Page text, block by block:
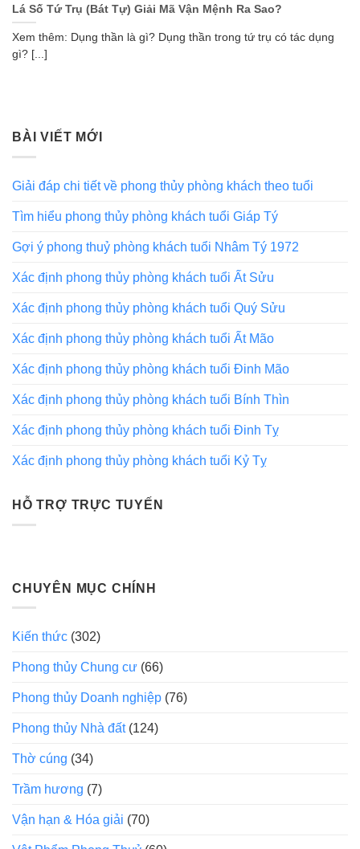
Lá Số Tứ Trụ (Bát Tự) Giải Mã Vận Mệnh Ra Sao?
Xem thêm: Dụng thần là gì? Dụng thần trong tứ trụ có tác dụng
gì? [...]
BÀI VIẾT MỚI
Giải đáp chi tiết về phong thủy phòng khách theo tuổi
Tìm hiểu phong thủy phòng khách tuổi Giáp Tý
Gợi ý phong thuỷ phòng khách tuổi Nhâm Tý 1972
Xác định phong thủy phòng khách tuổi Ất Sửu
Xác định phong thủy phòng khách tuổi Quý Sửu
Xác định phong thủy phòng khách tuổi Ất Mão
Xác định phong thủy phòng khách tuổi Đinh Mão
Xác định phong thủy phòng khách tuổi Bính Thìn
Xác định phong thủy phòng khách tuổi Đinh Tỵ
Xác định phong thủy phòng khách tuổi Kỷ Tỵ
HỖ TRỢ TRỰC TUYẾN
CHUYÊN MỤC CHÍNH
Kiến thức (302)
Phong thủy Chung cư (66)
Phong thủy Doanh nghiệp (76)
Phong thủy Nhà đất(124)
Thờ cúng (34)
Trầm hương (7)
Vận hạn & Hóa giải (70)